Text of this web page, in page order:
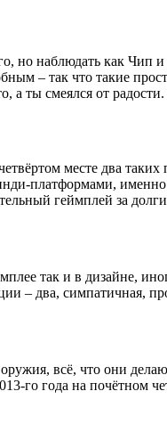
но наблюдать как Чип
– так что такие
а ты смеялся от
месте два
платформами,
геймплей за
так и в дизайне,
– два, симпатичная,
всё, что они
го года на почётном